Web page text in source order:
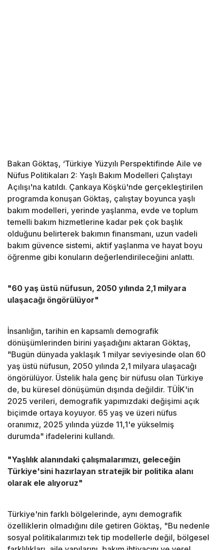
Bakan Göktaş, ‘Türkiye Yüzyılı Perspektifinde Aile ve
Nüfus Politikaları 2: Yaşlı Bakım Modelleri Çalıştayı
Açılışı'na katıldı. Çankaya Köşkü'nde gerçekleştirilen
programda konuşan Göktaş, çalıştay boyunca yaşlı
bakım modelleri, yerinde yaşlanma, evde ve toplum
temelli bakım hizmetlerine kadar pek çok başlık
olduğunu belirterek bakımın finansmanı, uzun vadeli
bakım güvence sistemi, aktif yaşlanma ve hayat boyu
öğrenme gibi konuların değerlendirileceğini anlattı.
"60 yaş üstü nüfusun, 2050 yılında 2,1 milyara
ulaşacağı öngörülüyor"
İnsanlığın, tarihin en kapsamlı demografik
dönüşümlerinden birini yaşadığını aktaran Göktaş,
"Bugün dünyada yaklaşık 1 milyar seviyesinde olan 60
yaş üstü nüfusun, 2050 yılında 2,1 milyara ulaşacağı
öngörülüyor. Üstelik hala genç bir nüfusu olan Türkiye
de, bu küresel dönüşümün dışında değildir. TÜİK'in
2025 verileri, demografik yapımızdaki değişimi açık
biçimde ortaya koyuyor. 65 yaş ve üzeri nüfus
oranımız, 2025 yılında yüzde 11,1'e yükselmiş
durumda" ifadelerini kullandı.
"Yaşlılık alanındaki çalışmalarımızı, geleceğin
Türkiye'sini hazırlayan stratejik bir politika alanı
olarak ele alıyoruz"
Türkiye'nin farklı bölgelerinde, aynı demografik
özelliklerin olmadığını dile getiren Göktaş, "Bu nedenle
sosyal politikalarımızı tek tip modellerle değil, bölgesel